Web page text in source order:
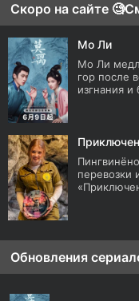
Скоро на сайте 🧐
Мо Ли
Мо Ли
гор после
изгнания
перевозки
Обновления